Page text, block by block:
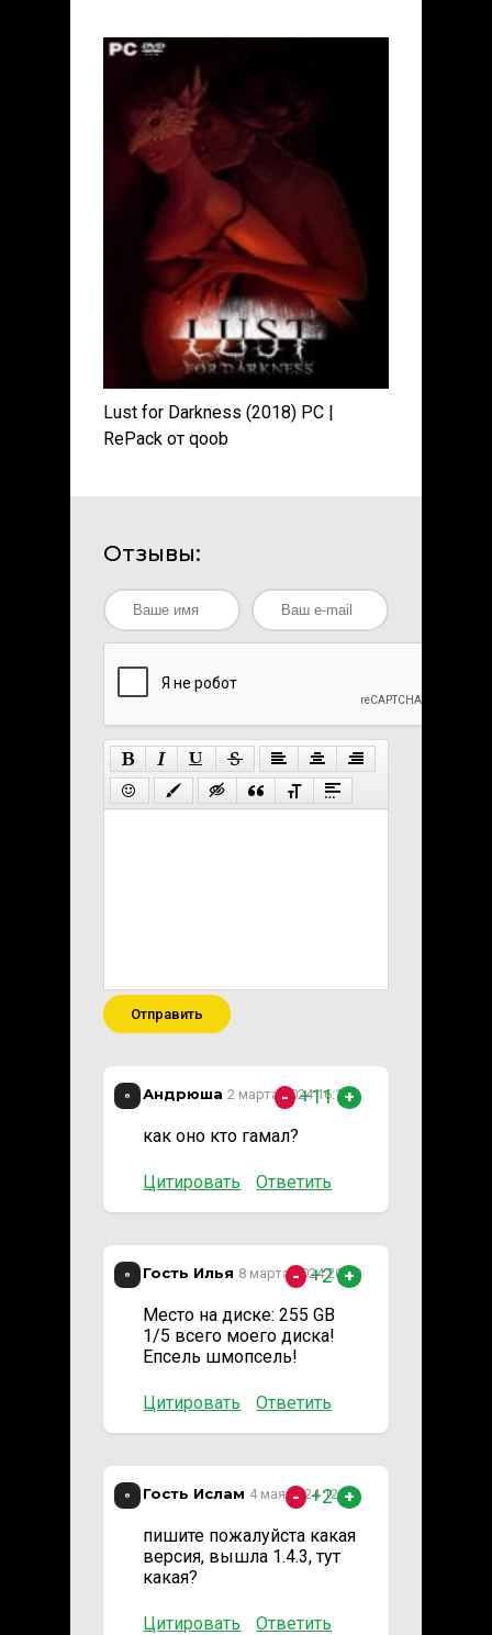
Lust for Darkness (2018) PC |
RePack от qoob
Отзывы:
Отправить
Андрюша 2 марта 2024 16:12
как оно кто гамал?
Цитировать Ответить
- +11 +
Гость Илья 8 марта 2024 20:50
Место на диске: 255 GB
1/5 всего моего диска!
Епсель шмопсель!
Цитировать Ответить
- +2 +
Гость Ислам 4 мая 2024 12:05
пишите пожалуйста какая
версия, вышла 1.4.3, тут
какая?
Цитировать Ответить
- +2 +